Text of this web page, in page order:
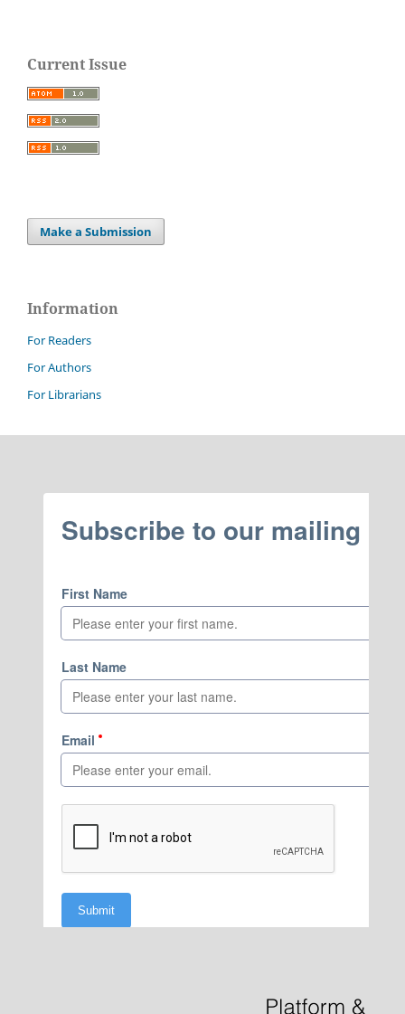
Current Issue
Make a Submission
Information
For Readers
For Authors
For Librarians